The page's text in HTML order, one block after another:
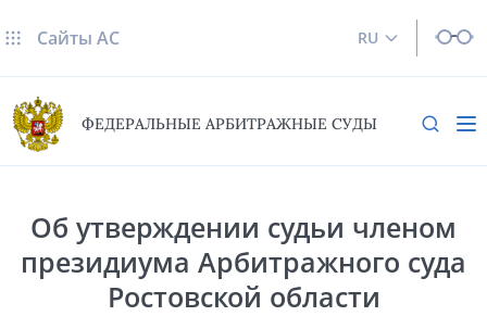
RU
Сайты AC
ФЕДЕРАЛЬНЫЕ АРБИТРАЖНЫЕ СУДЫ
Об утверждении судьи членом
президиума Арбитражного суда
Ростовской области